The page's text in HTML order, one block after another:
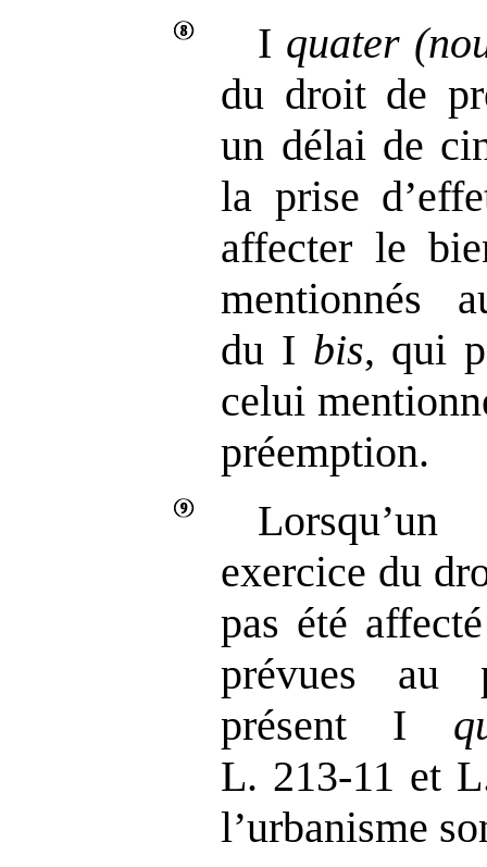
I quater
du droit de
un délai de
la prise
affecter le
mentionnés
du I bis, qui
celui
préemption.
exercice du
pas été
prévues au
présent I
L. 213‑11 et
l’urbanisme